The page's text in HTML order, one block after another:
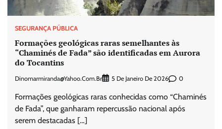
SEGURANÇA PÚBLICA
Formações geológicas raras semelhantes às
“Chaminés de Fada” são identificadas em Aurora
do Tocantins
Dinomarmiranda@yahoo.com.br 5 De Janeiro De 2026 0
Formações geológicas raras conhecidas como “Chaminés
de Fada”, que ganharam repercussão nacional após
serem destacadas […]